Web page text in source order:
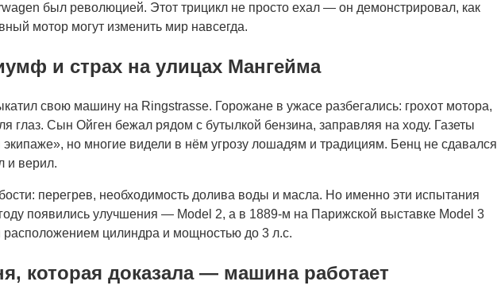
был революцией. Этот трицикл не просто ехал — он демонстрировал, как
мотор могут изменить мир навсегда.
и страх на улицах Мангейма
свою машину на Ringstrasse. Горожане в ужасе разбегались: грохот мотора,
глаз. Сын Ойген бежал рядом с бутылкой бензина, заправляя на ходу. Газеты
но многие видели в нём угрозу лошадям и традициям. Бенц не сдавался
и верил.
перегрев, необходимость долива воды и масла. Но именно эти испытания
появились улучшения — Model 2, а в 1889-м на Парижской выставке Model 3
расположением цилиндра и мощностью до 3 л.с.
которая доказала — машина работает